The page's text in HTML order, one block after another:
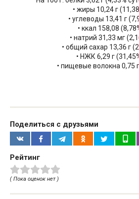
• жиры 10,24 г
• углеводы 13,41 г
• ккал 158,08
• натрий 31,33 мг
• общий сахар 13,36 г
• НЖК 6,29 г
• пищевые волокна 0,75
Поделиться с друзьями
Рейтинг
( Пока оценок нет )